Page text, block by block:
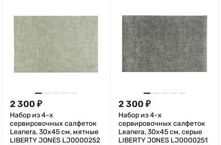
2 300 ₽
Набор из 4-х
сервировочных салфеток
Leanera, 30х45 см, мятные
LIBERTY JONES LJ0000252
2 300 ₽
Набор из 4-х
сервировочных салфеток
Leanera, 30х45 см, серые
LIBERTY JONES LJ0000251